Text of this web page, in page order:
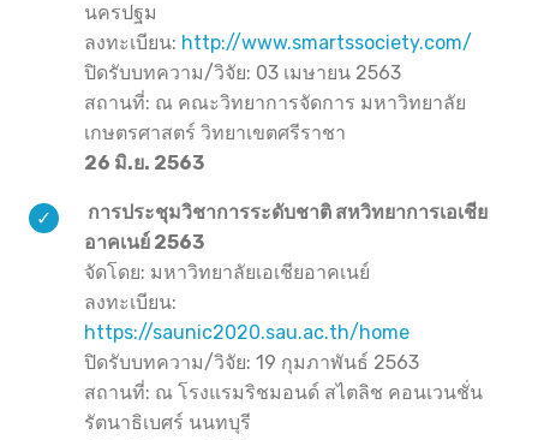
นครปฐม
ลงทะเบียน: http://www.smartssociety.com/
ปิดรับบทความ/วิจัย: 03 เมษายน 2563
สถานที่: ณ คณะวิทยาการจัดการ มหาวิทยาลัย
เกษตรศาสตร์ วิทยาเขตศรีราชา
26 มิ.ย. 2563
การประชุมวิชาการระดับชาติ สหวิทยาการเอเชีย
อาคเนย์ 2563
จัดโดย: มหาวิทยาลัยเอเชียอาคเนย์
ลงทะเบียน:
https://saunic2020.sau.ac.th/home
ปิดรับบทความ/วิจัย: 19 กุมภาพันธ์ 2563
สถานที่: ณ โรงแรมริชมอนด์ สไตลิช คอนเวนชั่น
รัตนาธิเบศร์ นนทบุรี